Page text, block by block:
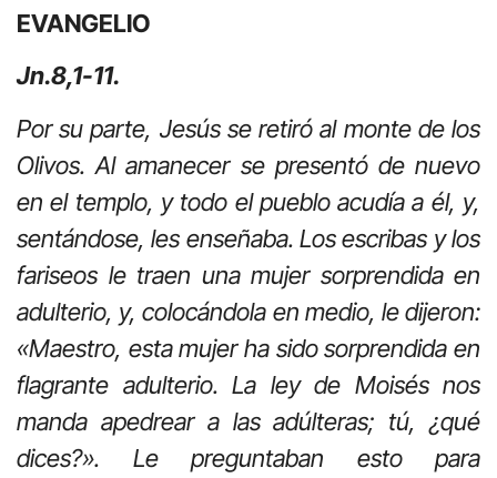
EVANGELIO
Jn.8,1-11.
Por su parte, Jesús se retiró al monte de los
Olivos. Al amanecer se presentó de nuevo
en el templo, y todo el pueblo acudía a él, y,
sentándose, les enseñaba. Los escribas y los
fariseos le traen una mujer sorprendida en
adulterio, y, colocándola en medio, le dijeron:
«Maestro, esta mujer ha sido sorprendida en
flagrante adulterio. La ley de Moisés nos
manda apedrear a las adúlteras; tú, ¿qué
dices?». Le preguntaban esto para